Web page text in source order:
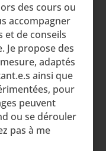
des cours ou
accompagner
et de conseils
Je propose des
adaptés
ainsi que
pour
peuvent
ou se dérouler
pas à me